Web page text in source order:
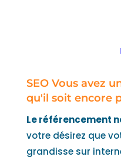
SEO Vous avez
qu'il soit encore
Le référencement
votre désirez que
grandisse sur